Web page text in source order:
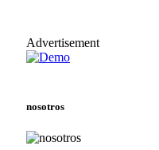
Advertisement
nosotros